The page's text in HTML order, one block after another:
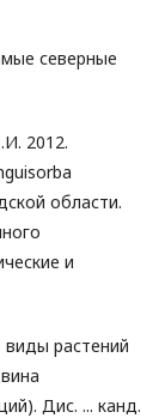
северные
2012.
области.
и
растений
Дис. ... канд.